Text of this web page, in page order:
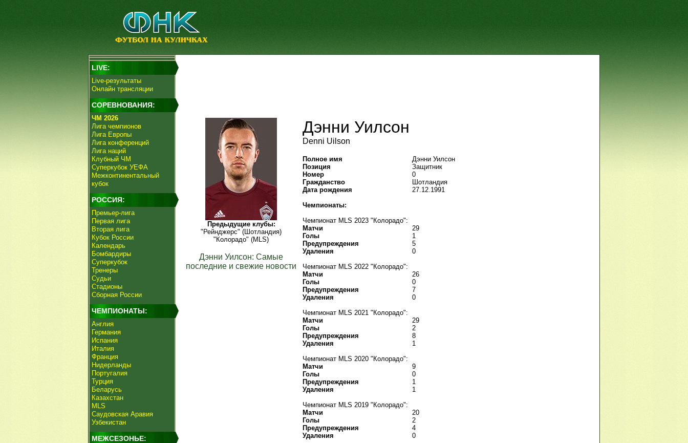
LIVE:
Live-результаты
Онлайн трансляции
СОРЕВНОВАНИЯ:
ЧМ 2026
Лига чемпионов
Лига Европы
Лига конференций
Лига наций
Клубный ЧМ
Суперкубок УЕФА
Межконтинентальный
кубок
РОССИЯ:
Премьер-лига
Первая лига
Вторая лига
Кубок России
Календарь
Бомбардиры
Суперкубок
Тренеры
Судьи
Стадионы
Сборная России
ЧЕМПИОНАТЫ:
Англия
Германия
Испания
Италия
Франция
Нидерланды
Португалия
Турция
Беларусь
Казахстан
MLS
Саудовская Аравия
Узбекистан
МЕЖСЕЗОНЬЕ:
Предыдущие клубы:
"Рейнджерс" (Шотландия)
"Колорадо" (MLS)
Дэнни Уилсон: Самые
последние и свежие новости
Дэнни Уилсон
Denni Uilson
Полное имя
Дэнни Уилсон
Позиция
Защитник
Номер
0
Гражданство
Шотландия
Дата рождения
27.12.1991
Чемпионаты:
Чемпионат MLS 2023 "Колорадо":
Матчи
29
Голы
1
Предупреждения
5
Удаления
0
Чемпионат MLS 2022 "Колорадо":
Матчи
26
Голы
0
Предупреждения
7
Удаления
0
Чемпионат MLS 2021 "Колорадо":
Матчи
29
Голы
2
Предупреждения
8
Удаления
1
Чемпионат MLS 2020 "Колорадо":
Матчи
9
Голы
0
Предупреждения
1
Удаления
1
Чемпионат MLS 2019 "Колорадо":
Матчи
20
Голы
2
Предупреждения
4
Удаления
0